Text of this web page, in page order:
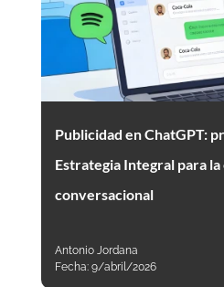
Publicidad en ChatGPT:
Estrategia Integral para
conversacional
Antonio Jordana
Fecha: 9/abril/2026